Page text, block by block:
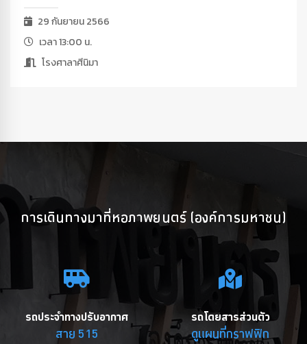
29 กันยายน 2566
เวลา 13:00 น.
โรงศาลาศีนิมา
การเดินทางมาที่หอภาพยนตร์ (องค์การมหาชน)
รถประจำทางปรับอากาศ
สาย 515
รถโดยสารส่วนตัว
ดูแผนที่กราฟฟิก